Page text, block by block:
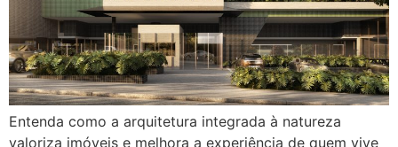
Entenda como a arquitetura integrada à natureza
valoriza imóveis e melhora a experiência de quem vive